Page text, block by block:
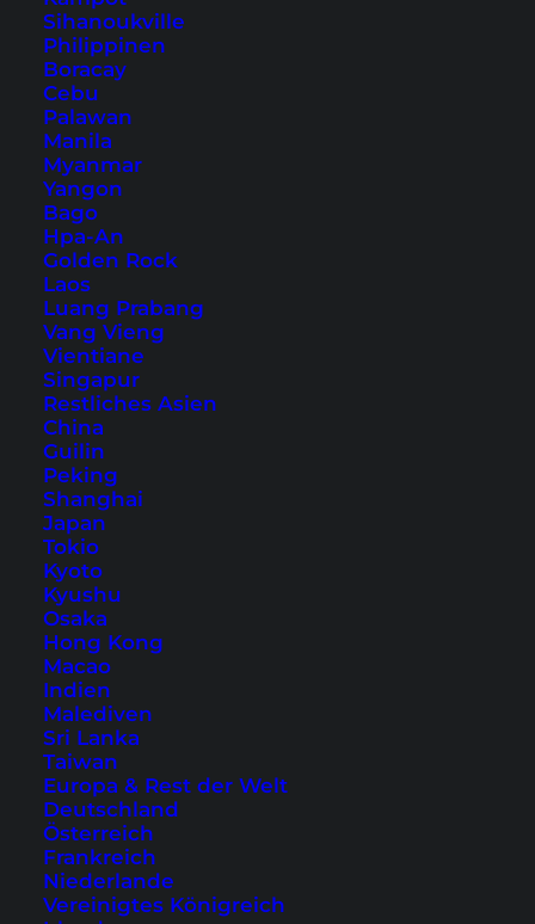
Sihanoukville
Philippinen
Boracay
Cebu
Palawan
Manila
Myanmar
Yangon
Bago
Hpa-An
Golden Rock
Laos
Luang Prabang
Vang Vieng
Vientiane
Singapur
Restliches Asien
China
Guilin
Peking
Shanghai
Japan
Tokio
Kyoto
Kyushu
Osaka
Hong Kong
Macao
Indien
Malediven
Sri Lanka
Taiwan
Europa & Rest der Welt
Deutschland
Österreich
Frankreich
Niederlande
Vereinigtes Königreich
Kuala Lumpur City Gallery
Du möchtest Kuala Lumpur und die Geschichte
der Stadt etwas näher kennenlernen? Dann
schaue in der KL City Gallery vorbei, um mehr zu
erfahren.
7 kostenlose Sightseeing-
Tipps für Koh Samui
Koh Samuis Sehenswürdigkeiten sind vielfältig
und nicht immer kostenlos. Hier stellen wir 7
interessante Sehenswürdigkeiten und Must-Sees
vor, die du gratis besuchen kannst.